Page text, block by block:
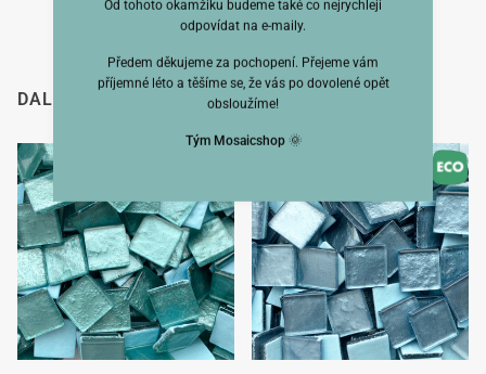
DALŠÍ SI TAKÉ PROHLÉDLI
Od tohoto okamžiku budeme také co nejrychleji
odpovídat na e-maily.
Předem děkujeme za pochopení. Přejeme vám
příjemné léto a těšíme se, že vás po dovolené opět
obsloužíme!
Tým Mosaicshop🌞